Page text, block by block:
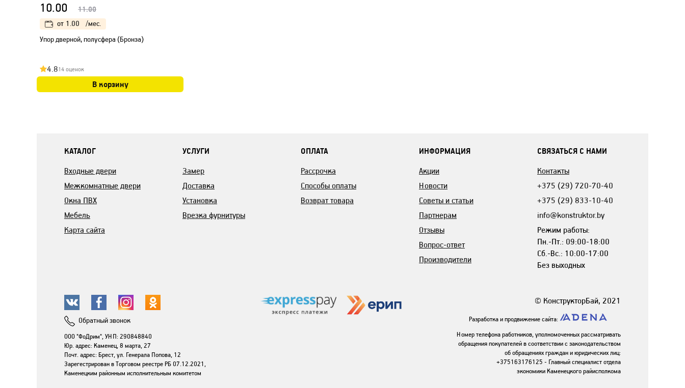
10.00 11.00
от 1.00
/мес.
Упор дверной, полусфера (Бронза)
4.814 оценок
В корзину
КАТАЛОГ
Входные двери
Межкомнатные двери
Окна ПВХ
Мебель
Карта сайта
УСЛУГИ
Замер
Доставка
Установка
Врезка фурнитуры
ОПЛАТА
Рассрочка
Способы оплаты
Возврат товара
ИНФОРМАЦИЯ
Акции
Новости
Советы и статьи
Партнерам
Отзывы
Вопрос-ответ
Производители
СВЯЗАТЬСЯ С НАМИ
Контакты
+375 (29) 720-70-40
+375 (29) 833-10-40
info@konstruktor.by
Режим работы:
Пн.-Пт.: 09:00-18:00
Сб.-Вс.: 10:00-17:00
Без выходных
Обратный звонок
ООО "ФоДрим", УНП: 290848840
Юр. адрес: Каменец, 8 марта, 27
Почт. адрес: Брест, ул. Генерала Попова, 12
Зарегестрирован в Торговом реестре РБ 07.12.2021,
Каменецким районным исполнительным комитетом
© КонструкторБай, 2021
Разработка и продвижение сайта:
Номер телефона работников, уполномоченных рассматривать
обращения покупателей в соответствии с законодательством
об обращениях граждан и юридических лиц:
+375163176125 - Главный специалист отдела
экономики Каменецкого райисполкома